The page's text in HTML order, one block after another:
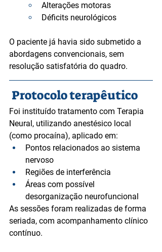
Alterações motoras
Déficits neurológicos
O paciente já havia sido submetido a
abordagens convencionais, sem
resolução satisfatória do quadro.
Protocolo terapêutico
Foi instituído tratamento com Terapia
Neural, utilizando anestésico local
(como procaína), aplicado em:
Pontos relacionados ao sistema
nervoso
Regiões de interferência
Áreas com possível
desorganização neurofuncional
As sessões foram realizadas de forma
seriada, com acompanhamento clínico
contínuo.